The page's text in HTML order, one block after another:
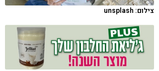
צילום: unsplash